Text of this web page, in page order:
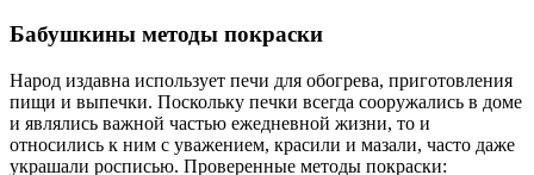
Бабушкины методы покраски
Народ издавна использует печи для обогрева, приготовления
пищи и выпечки. Поскольку печки всегда сооружались в доме
и являлись важной частью ежедневной жизни, то и
относились к ним с уважением, красили и мазали, часто даже
украшали росписью. Проверенные методы покраски: